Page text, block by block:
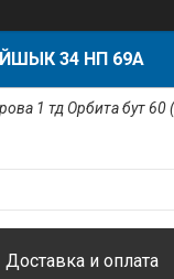
34 НП 69А
1 тд Орбита бут
Доставка и оплата